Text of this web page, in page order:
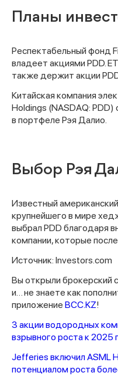
Планы
Респектабельный фонд
владеет акциями PDD.
также держит акции
Китайская компания
Holdings (NASDAQ: PDD)
в портфеле Рэя Далио.
Выбор Рэя
Известный
крупнейшего в мире
выбрал PDD благодаря
компании, которые
Источник: Investors.com
Вы открыли брокерский
и… не знаете как
приложение BCC.KZ!
3 акции водородных
взрывного роста к 2025
Jefferies включил ASML
потенциалом роста
Наши